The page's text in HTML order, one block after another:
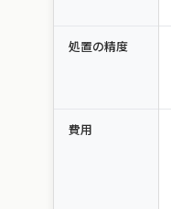
処置の精度
費用